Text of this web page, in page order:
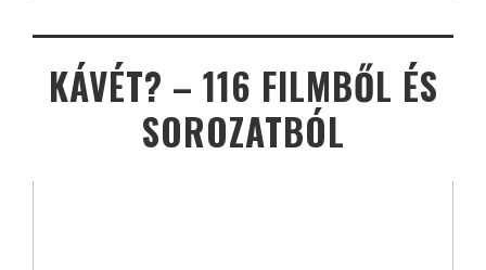
KÁVÉT? – 116 FILMBŐL ÉS
SOROZATBÓL